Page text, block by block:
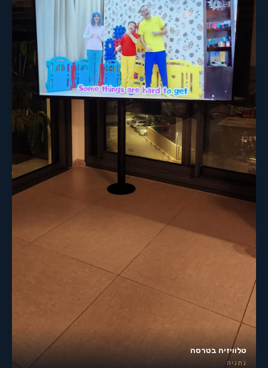
טלוויזיה בטרסה
נתניה